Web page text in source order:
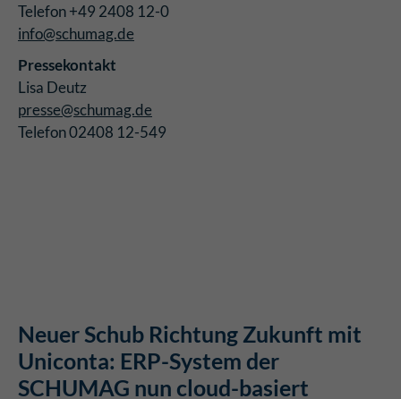
Telefon +49 2408 12-0
info@schumag.de
Pressekontakt
Lisa Deutz
presse@schumag.de
Telefon 02408 12-549
Neuer Schub Richtung Zukunft mit
Uniconta: ERP-System der
SCHUMAG nun cloud-basiert